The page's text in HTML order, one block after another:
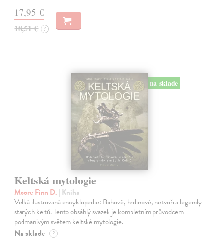
17,95 €
18,51 € ?
na sklade
Keltská mytologie
Moore Finn D. | Kniha
Velká ilustrovaná encyklopedie: Bohové, hrdinové, netvoři a legendy
starých keltů. Tento obsáhlý svazek je kompletním průvodcem
podmanivým světem keltské mytologie.
Na sklade ?